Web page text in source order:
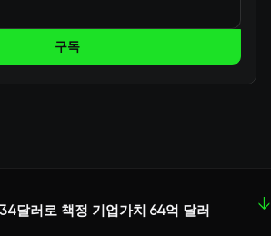
구독
달러로 책정 기업가치 64억 달러 ↓